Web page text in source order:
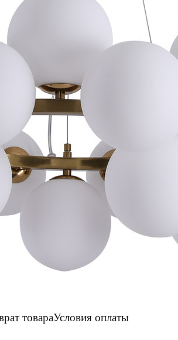
товараУсловия оплаты